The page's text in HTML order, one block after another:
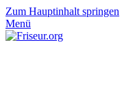
Zum Hauptinhalt springen
Menü